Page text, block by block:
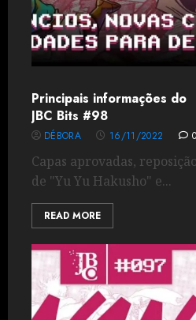
Principais informações do
JBC Bits #98
DÉBORA 16/11/2022 0
Capas aprovadas, reposição
de "Yu Yu Hakusho" e...
READ MORE